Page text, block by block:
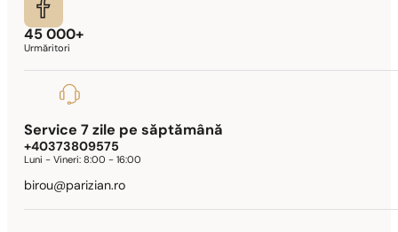
45 000+
Urmăritori
Service 7 zile pe săptămână
+40373809575
Luni - Vineri:8:00 - 16:00
birou@parizian.ro